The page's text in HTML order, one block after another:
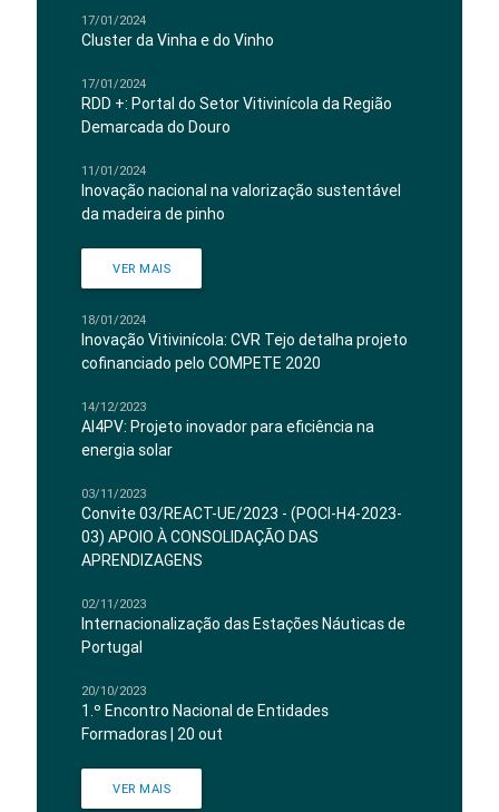
17/01/2024
Cluster da Vinha e do Vinho
17/01/2024
RDD +: Portal do Setor Vitivinícola da Região
Demarcada do Douro
11/01/2024
Inovação nacional na valorização sustentável
da madeira de pinho
VER MAIS
18/01/2024
Inovação Vitivinícola: CVR Tejo detalha projeto
cofinanciado pelo COMPETE 2020
14/12/2023
AI4PV: Projeto inovador para eficiência na
energia solar
03/11/2023
Convite 03/REACT-UE/2023 - (POCI-H4-2023-
03) APOIO À CONSOLIDAÇÃO DAS
APRENDIZAGENS
02/11/2023
Internacionalização das Estações Náuticas de
Portugal
20/10/2023
1.º Encontro Nacional de Entidades
Formadoras | 20 out
VER MAIS